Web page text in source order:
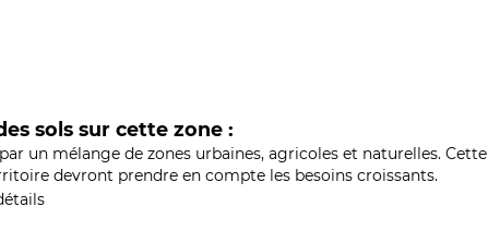
sols sur cette zone :
un mélange de zones urbaines, agricoles et naturelles. Cette
devront prendre en compte les besoins croissants.